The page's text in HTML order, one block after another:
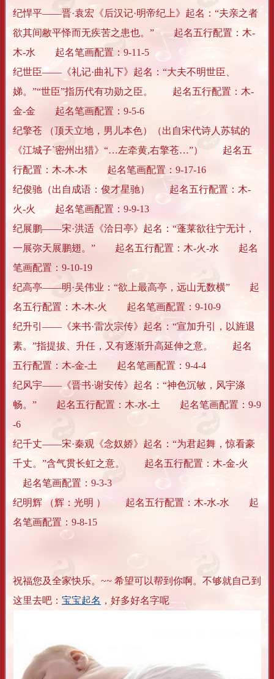
纪悍平——晋·袁宏《后汉记·明帝纪上》起名：“夫亲之者
欲其间敝平怿而无疾苦之患也。” 起名五行配置：木-
木-水 起名笔画配置：9-11-5
纪世臣——《礼记·曲礼下》起名：“大夫不明世臣、
娣。”“世臣”指历代有功勋之臣。 起名五行配置：木-
金-金 起名笔画配置：9-5-6
纪擎苍 （顶天立地，男儿本色）（出自宋代诗人苏轼的
《江城子`密州出猎》“…左牵黄,右擎苍…”） 起名五
行配置：木-木-木 起名笔画配置：9-17-16
纪俊驰（出自成语：俊才星驰） 起名五行配置：木-
火-火 起名笔画配置：9-9-13
纪展鹏——宋·洪适《洽日亭》起名：“蓬莱欲往宁无计，
一展弥天展鹏翅。” 起名五行配置：木-火-水 起名
笔画配置：9-10-19
纪高亭——明·吴伟业：“欲上最高亭，远山无数横” 起
名五行配置：木-木-火 起名笔画配置：9-10-9
纪升引——《来书·雷次宗传》起名：“宣加升引，以旌退
素。”指提拔、升任，又有逐渐升高延伸之意。 起名
五行配置：木-金-土 起名笔画配置：9-4-4
纪风宇——《晋书·谢安传》起名：“神色沉敏，风宇涤
畅。” 起名五行配置：木-水-土 起名笔画配置：9-9
-6
纪千丈——宋·秦观《念奴娇》起名：“为君起舞，惊看豪
千丈。”含气贯长虹之意。 起名五行配置：木-金-火
起名笔画配置：9-3-3
纪明辉 （辉：光明 ） 起名五行配置：木-水-水 起
名笔画配置：9-8-15
祝福您及全家快乐。~~ 希望可以帮到你啊。不够就自己到
这里去吧： 宝宝起名 ，好多好名字呢